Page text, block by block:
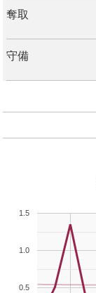
奪取
守備
0.5
1.0
1.5